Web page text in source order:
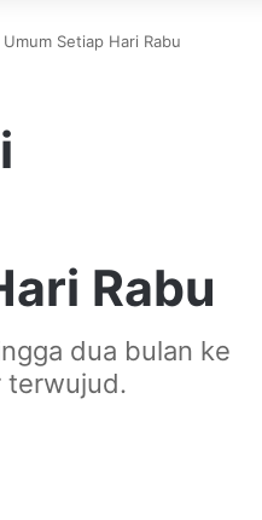
Setiap Hari Rabu
Rabu
dua bulan ke
terwujud.